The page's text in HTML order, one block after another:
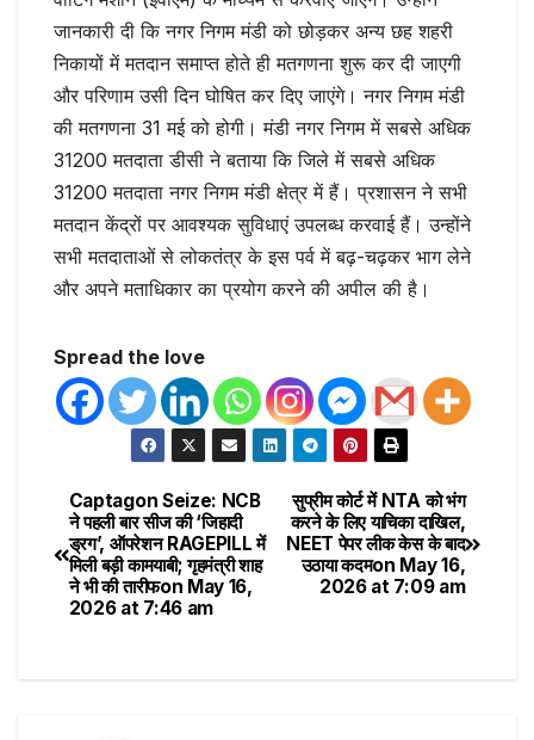
जानकारी दी कि नगर निगम मंडी को छोड़कर अन्य छह शहरी
निकायों में मतदान समाप्त होते ही मतगणना शुरू कर दी जाएगी
और परिणाम उसी दिन घोषित कर दिए जाएंगे। नगर निगम मंडी
की मतगणना 31 मई को होगी। मंडी नगर निगम में सबसे अधिक
31200 मतदाता डीसी ने बताया कि जिले में सबसे अधिक
31200 मतदाता नगर निगम मंडी क्षेत्र में हैं। प्रशासन ने सभी
मतदान केंद्रों पर आवश्यक सुविधाएं उपलब्ध करवाई हैं। उन्होंने
सभी मतदाताओं से लोकतंत्र के इस पर्व में बढ़-चढ़कर भाग लेने
और अपने मताधिकार का प्रयोग करने की अपील की है।
Spread the love
सुप्रीम कोर्ट में NTA को भंग
करने के लिए याचिका दाखिल,
NEET पेपर लीक केस के बाद
उठाया कदम​on May 16,
2026 at 7:09 am
Captagon Seize: NCB
ने पहली बार सीज की ‘जिहादी
ड्रग’, ऑपरेशन RAGEPILL में
मिली बड़ी कामयाबी; गृहमंत्री शाह
ने भी की तारीफ​on May 16,
2026 at 7:46 am